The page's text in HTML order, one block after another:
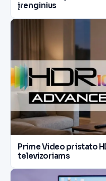
įrenginius
Prime Video pristato
televizoriams